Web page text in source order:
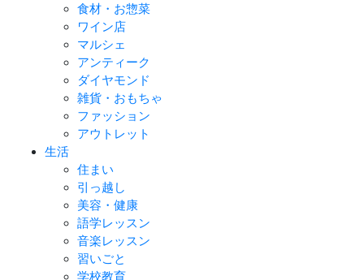
食材・お惣菜
ワイン店
マルシェ
アンティーク
ダイヤモンド
雑貨・おもちゃ
ファッション
アウトレット
生活
住まい
引っ越し
美容・健康
語学レッスン
音楽レッスン
習いごと
学校教育